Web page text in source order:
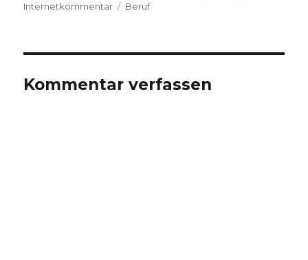
am
Internetkommentar
Schlagwörter
Beruf
Kommentar verfassen